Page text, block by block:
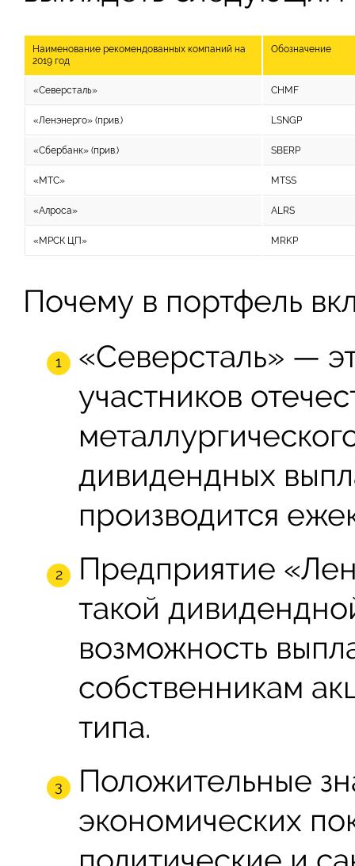
Наименование рекомендованных компаний на
2019 год
Обозначение
«Северсталь» CHMF
«Ленэнерго» (прив.) LSNGP
«Сбербанк» (прив.) SBERP
«МТС» MTSS
«Алроса» ALRS
«МРСК ЦП» MRKP
Почему в портфель
«Северсталь» —
участников
дивидендных
производится
Предприятие
такой
возможность
собственникам
типа.
Положительные
экономических